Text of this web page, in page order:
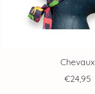
Chevaux
€24,95